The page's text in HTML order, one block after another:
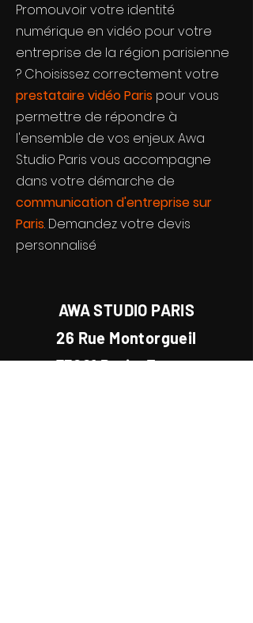
Promouvoir votre identité
numérique en vidéo pour votre
entreprise de la région parisienne
? Choisissez correctement votre
prestataire vidéo Paris pour vous
permettre de répondre à
l'ensemble de vos enjeux. Awa
Studio Paris vous accompagne
dans votre démarche de
communication d'entreprise sur
Paris. Demandez votre devis
personnalisé
AWA STUDIO PARIS
26 Rue Montorgueil
75001 Paris, France